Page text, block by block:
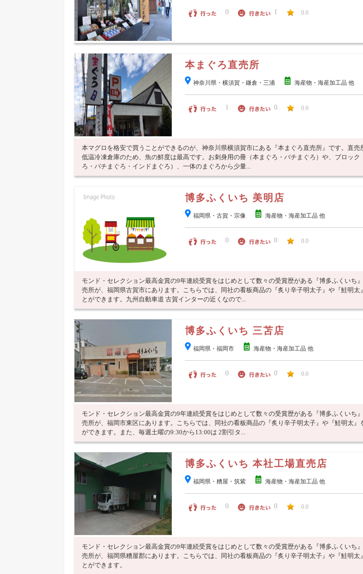
0 1 0.0
本まぐろ直売所
神奈川県・横須賀・鎌倉・三浦 海産物・海産加工品 他
1 0 0.0
本マグロを格安で買うことができるのが、神奈川県横須賀市にある『本まぐろ直売所』です。直売
低温冷凍倉庫のため、魚の鮮度は最高です。お刺身用の冊（本まぐろ・バチまぐろ）や、ブロック
ろ・バチまぐろ・インドまぐろ）、一体のまぐろから少量...
博多ふくいち 美明店
福岡県・古賀・宗像 海産物・海産加工品 他
0 0 0.0
モンド・セレクション最高金賞の9年連続受賞をはじめとして数々の受賞歴がある『博多ふくいち
売所が、福岡県古賀市にあります。こちらでは、同社の看板商品の『炙り辛子明太子』や『鮭明太
とができます。九州自動車道 古賀インターの近くなので...
博多ふくいち 三苫店
福岡県・福岡市 海産物・海産加工品 他
0 0 0.0
モンド・セレクション最高金賞の9年連続受賞をはじめとして数々の受賞歴がある『博多ふくいち
売所が、福岡市東区にあります。こちらでは、同社の看板商品の『炙り辛子明太子』や『鮭明太』
ができます。また、毎週土曜の9:30から13:00は 2割引タ...
博多ふくいち 本社工場直売店
福岡県・糟屋・筑紫 海産物・海産加工品 他
0 0 0.0
モンド・セレクション最高金賞の9年連続受賞をはじめとして数々の受賞歴がある『博多ふくいち
売所が、福岡県糟屋郡にあります。こちらでは、同社の看板商品の『炙り辛子明太子』や『鮭明太
とができます。